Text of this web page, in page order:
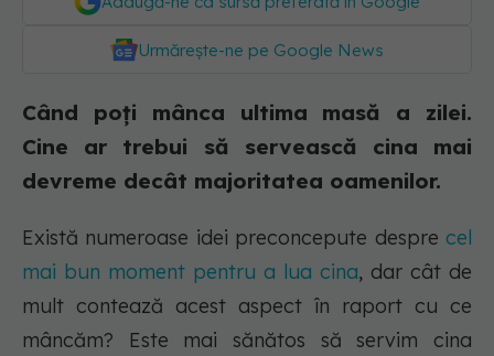
Urmărește-ne pe Google News
Când poți mânca ultima masă a zilei.
Cine ar trebui să servească cina mai
devreme decât majoritatea oamenilor.
Există numeroase idei preconcepute despre cel
mai bun moment pentru a lua cina, dar cât de
mult contează acest aspect în raport cu ce
mâncăm? Este mai sănătos să servim cina